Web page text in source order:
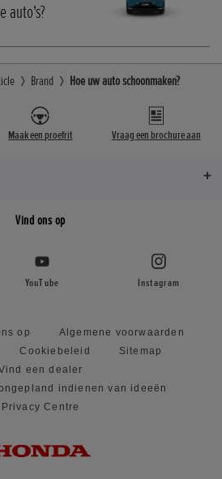
auto's?
Brand Hoe uw auto schoonmaken?
Maak een proefrit Vraag een brochure aan
Vind ons op
YouTube Instagram
op
Algemene voorwaarden
Cookiebeleid
Sitemap
een dealer
indienen van ideeën
Privacy Centre